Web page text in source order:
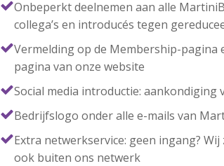
Onbeperkt deelnemen aan alle
collega’s en introducés tegen
Vermelding op de Membership-
pagina van onze website
Social media introductie: aankondiging
Bedrijfslogo onder alle e-mails van
Extra netwerkservice: geen ingang?
ook buiten ons netwerk